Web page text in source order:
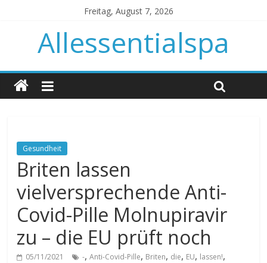
Freitag, August 7, 2026
Allessentialspa
Gesundheit
Briten lassen
vielversprechende Anti-
Covid-Pille Molnupiravir
zu – die EU prüft noch
05/11/2021 -,Anti-Covid-Pille, Briten, die, EU, lassen!,